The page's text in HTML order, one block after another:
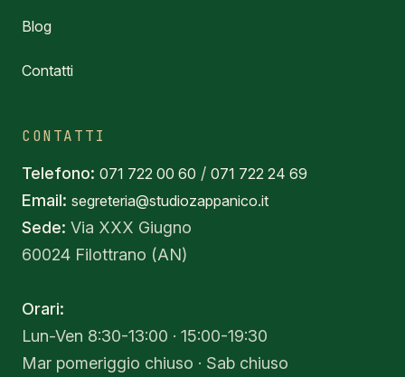
Blog
Contatti
CONTATTI
Telefono: 071 722 00 60 / 071 722 24 69
Email: segreteria@studiozappanico.it
Sede: Via XXX Giugno
60024 Filottrano (AN)
Orari:
Lun-Ven 8:30-13:00 · 15:00-19:30
Mar pomeriggio chiuso · Sab chiuso